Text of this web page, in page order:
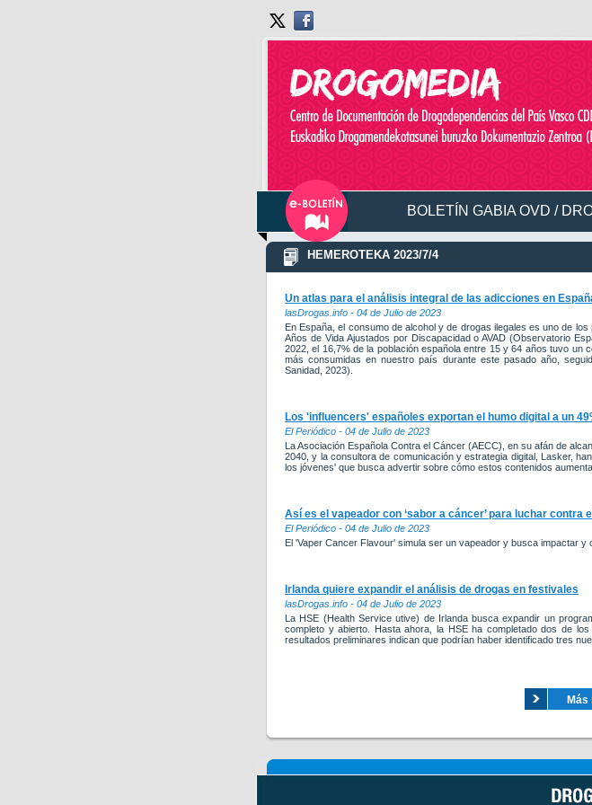
BOLETÍN GABIA OVD /
HEMEROTEKA 2023/7/4
Un atlas para el análisis integral de las adicciones en
lasDrogas.info - 04 de Julio de 2023
En España, el consumo de alcohol y de drogas ilegales es uno de
Años de Vida Ajustados por Discapacidad o AVAD (Observatorio
2022, el 16,7% de la población española entre 15 y 64 años tuvo un
más consumidas en nuestro país durante este pasado año,
Sanidad, 2023).
Los 'influencers' españoles exportan el humo digital a un
El Periódico - 04 de Julio de 2023
La Asociación Española Contra el Cáncer (AECC), en su afán de
2040, y la consultora de comunicación y estrategia digital, Lasker,
los jóvenes' que busca advertir sobre cómo estos contenidos
Así es el vapeador con ‘sabor a cáncer’ para luchar contra
El Periódico - 04 de Julio de 2023
El 'Vaper Cancer Flavour' simula ser un vapeador y busca impactar y
Irlanda quiere expandir el análisis de drogas en festivales
lasDrogas.info - 04 de Julio de 2023
La HSE (Health Service utive) de Irlanda busca expandir un
completo y abierto. Hasta ahora, la HSE ha completado dos de
resultados preliminares indican que podrían haber identificado tres